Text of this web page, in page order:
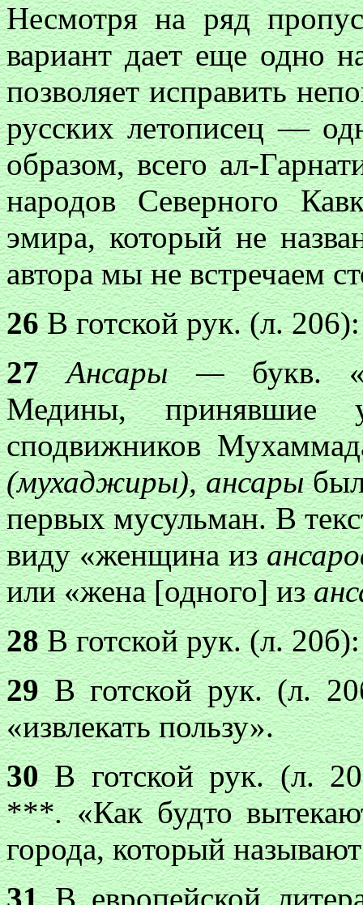
Несмотря на ряд
вариант дает еще одно
позволяет исправить
русских летописец —
образом, всего ал-
народов Северного
эмира, который не
автора мы не встречаем
26В готской рук. (л. 206):
27
Ансары —букв.
Медины, принявшие
сподвижников
(мухаджиры), ансары
первых мусульман. В
виду «женщина из
или «жена [одного] из
28В готской рук. (л.
29В готской рук. (л.
«извлекать пользу».
30В готской рук. (л.
***.«Как будто
города, который